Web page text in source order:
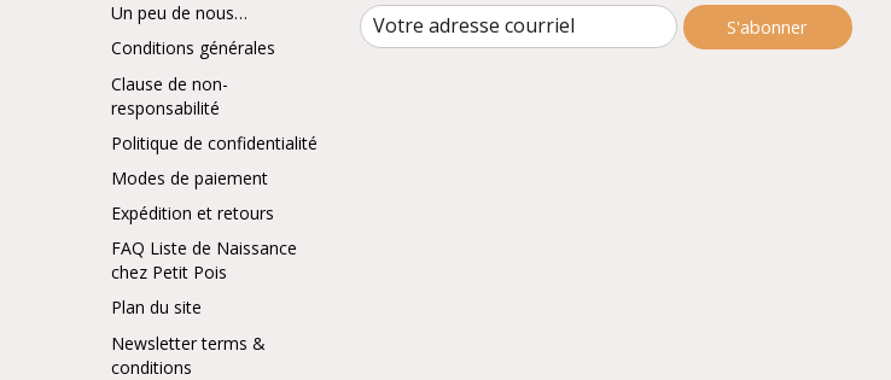
Un peu de nous…
Conditions générales
Clause de non-
responsabilité
Politique de confidentialité
Modes de paiement
Expédition et retours
FAQ Liste de Naissance
chez Petit Pois
Plan du site
Newsletter terms &
conditions
S'abonner